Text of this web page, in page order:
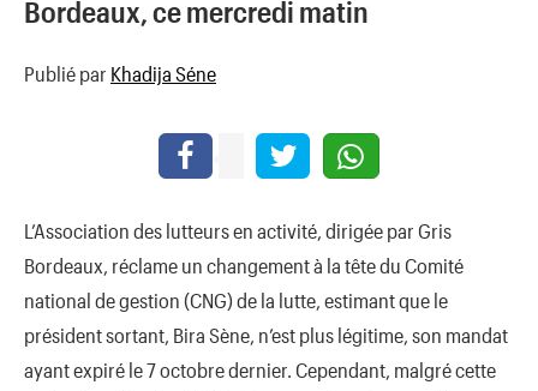
Bordeaux, ce mercredi matin
Publié par Khadija Séne
L’Association des lutteurs en activité, dirigée par Gris
Bordeaux, réclame un changement à la tête du Comité
national de gestion (CNG) de la lutte, estimant que le
président sortant, Bira Sène, n’est plus légitime, son mandat
ayant expiré le 7 octobre dernier. Cependant, malgré cette